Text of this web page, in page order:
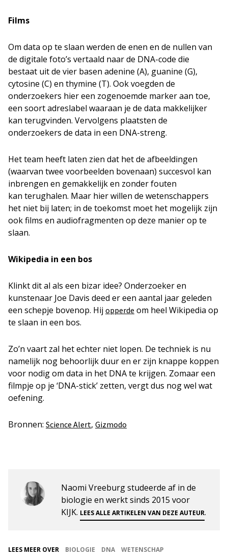
Films
Om data op te slaan werden de enen en de nullen van
de digitale foto’s vertaald naar de DNA-code die
bestaat uit de vier basen adenine (A), guanine (G),
cytosine (C) en thymine (T). Ook voegden de
onderzoekers hier een zogenoemde marker aan toe,
een soort adreslabel waaraan je de data makkelijker
kan terugvinden. Vervolgens plaatsten de
onderzoekers de data in een DNA-streng.
Het team heeft laten zien dat het de afbeeldingen
(waarvan twee voorbeelden bovenaan) succesvol kan
inbrengen en gemakkelijk en zonder fouten
kan terughalen. Maar hier willen de wetenschappers
het niet bij laten; in de toekomst moet het mogelijk zijn
ook films en audiofragmenten op deze manier op te
slaan.
Wikipedia in een bos
Klinkt dit al als een bizar idee? Onderzoeker en
kunstenaar Joe Davis deed er een aantal jaar geleden
een schepje bovenop. Hij opperde om heel Wikipedia op
te slaan in een bos.
Zo’n vaart zal het echter niet lopen. De techniek is nu
namelijk nog behoorlijk duur en er zijn knappe koppen
voor nodig om data in het DNA te krijgen. Zomaar een
filmpje op je ‘DNA-stick’ zetten, vergt dus nog wel wat
oefening.
Bronnen: Science Alert, Gizmodo
Naomi Vreeburg studeerde af in de
biologie en werkt sinds 2015 voor
KIJK. LEES ALLE ARTIKELEN VAN DEZE AUTEUR.
LEES MEER OVER BIOLOGIE DNA WETENSCHAP